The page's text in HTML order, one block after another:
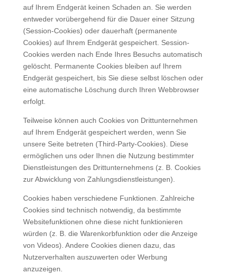
auf Ihrem Endgerät keinen Schaden an. Sie werden
entweder vorübergehend für die Dauer einer Sitzung
(Session-Cookies) oder dauerhaft (permanente
Cookies) auf Ihrem Endgerät gespeichert. Session-
Cookies werden nach Ende Ihres Besuchs automatisch
gelöscht. Permanente Cookies bleiben auf Ihrem
Endgerät gespeichert, bis Sie diese selbst löschen oder
eine automatische Löschung durch Ihren Webbrowser
erfolgt.
Teilweise können auch Cookies von Drittunternehmen
auf Ihrem Endgerät gespeichert werden, wenn Sie
unsere Seite betreten (Third-Party-Cookies). Diese
ermöglichen uns oder Ihnen die Nutzung bestimmter
Dienstleistungen des Drittunternehmens (z. B. Cookies
zur Abwicklung von Zahlungsdienstleistungen).
Cookies haben verschiedene Funktionen. Zahlreiche
Cookies sind technisch notwendig, da bestimmte
Websitefunktionen ohne diese nicht funktionieren
würden (z. B. die Warenkorbfunktion oder die Anzeige
von Videos). Andere Cookies dienen dazu, das
Nutzerverhalten auszuwerten oder Werbung
anzuzeigen.